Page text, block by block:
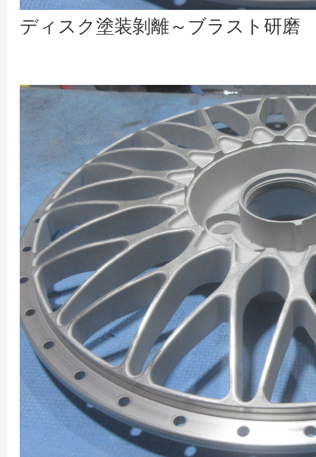
ディスク塗装剝離～ブラスト研磨